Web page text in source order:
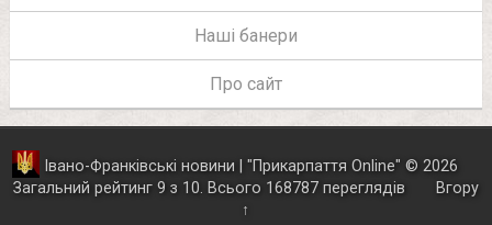
Наші банери
Про сайт
Івано-Франківські новини | "Прикарпаття Online" © 2026
Загальний рейтинг 9 з 10. Всього 168787переглядів
Вгору
↑